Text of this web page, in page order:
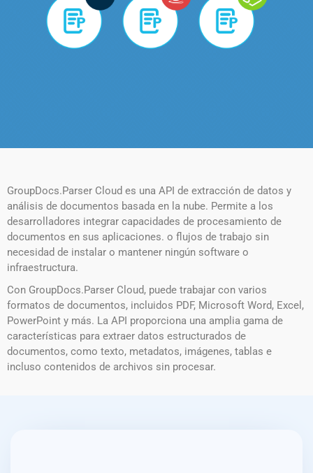
GroupDocs.Parser Cloud es una API de extracción de datos y
análisis de documentos basada en la nube. Permite a los
desarrolladores integrar capacidades de procesamiento de
documentos en sus aplicaciones. o flujos de trabajo sin
necesidad de instalar o mantener ningún software o
infraestructura.
Con GroupDocs.Parser Cloud, puede trabajar con varios
formatos de documentos, incluidos PDF, Microsoft Word, Excel,
PowerPoint y más. La API proporciona una amplia gama de
características para extraer datos estructurados de
documentos, como texto, metadatos, imágenes, tablas e
incluso contenidos de archivos sin procesar.